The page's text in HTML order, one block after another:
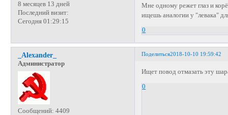
8 месяцев 13 дней
Последний визит:
Сегодня 01:29:15
Мне одному режет глаз и
ищешь аналогии у "левака"
0
Поделиться2018-10-10 19:59:42
_Alexander_
Администратор
Сообщений: 4409
Ищет повод отмазать эту
0